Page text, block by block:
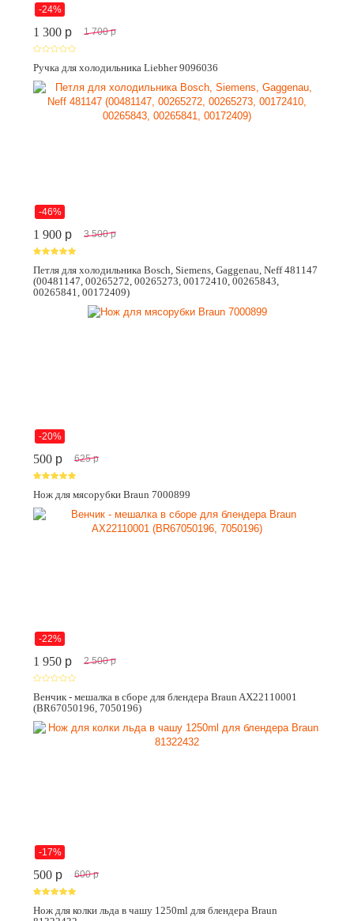
-24%
1 300 p 1 700 p
Ручка для холодильника Liebher 9096036
-46%
1 900 p 3 500 p
Петля для холодильника Bosch, Siemens, Gaggenau, Neff 481147
(00481147, 00265272, 00265273, 00172410, 00265843,
00265841, 00172409)
-20%
500 p 625 p
Нож для мясорубки Braun 7000899
-22%
1 950 p 2 500 p
Венчик - мешалка в сборе для блендера Braun AX22110001
(BR67050196, 7050196)
-17%
500 p 600 p
Нож для колки льда в чашу 1250ml для блендера Braun